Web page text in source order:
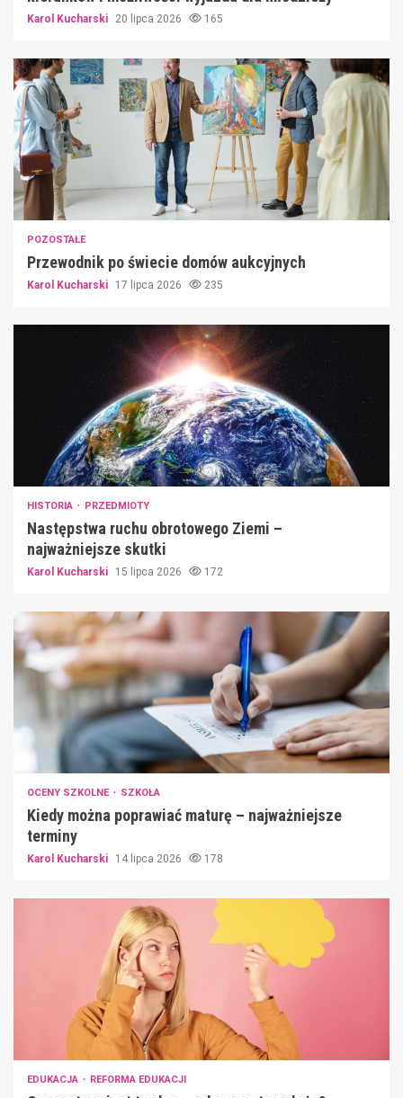
Karol Kucharski 20 lipca 2026 165
POZOSTAŁE
Przewodnik po świecie domów aukcyjnych
Karol Kucharski 17 lipca 2026 235
HISTORIA PRZEDMIOTY
Następstwa ruchu obrotowego Ziemi –
najważniejsze skutki
Karol Kucharski 15 lipca 2026 172
OCENY SZKOLNE SZKOŁA
Kiedy można poprawiać maturę – najważniejsze
terminy
Karol Kucharski 14 lipca 2026 178
EDUKACJA REFORMA EDUKACJI